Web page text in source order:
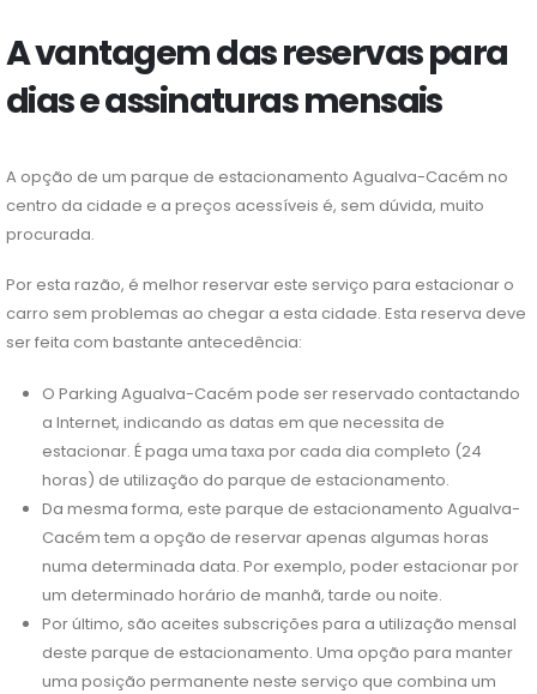
A vantagem das reservas para
dias e assinaturas mensais
A opção de um parque de estacionamento Agualva-Cacém no
centro da cidade e a preços acessíveis é, sem dúvida, muito
procurada.
Por esta razão, é melhor reservar este serviço para estacionar o
carro sem problemas ao chegar a esta cidade. Esta reserva deve
ser feita com bastante antecedência:
O Parking Agualva-Cacém pode ser reservado contactando
a Internet, indicando as datas em que necessita de
estacionar. É paga uma taxa por cada dia completo (24
horas) de utilização do parque de estacionamento.
Da mesma forma, este parque de estacionamento Agualva-
Cacém tem a opção de reservar apenas algumas horas
numa determinada data. Por exemplo, poder estacionar por
um determinado horário de manhã, tarde ou noite.
Por último, são aceites subscrições para a utilização mensal
deste parque de estacionamento. Uma opção para manter
uma posição permanente neste serviço que combina um